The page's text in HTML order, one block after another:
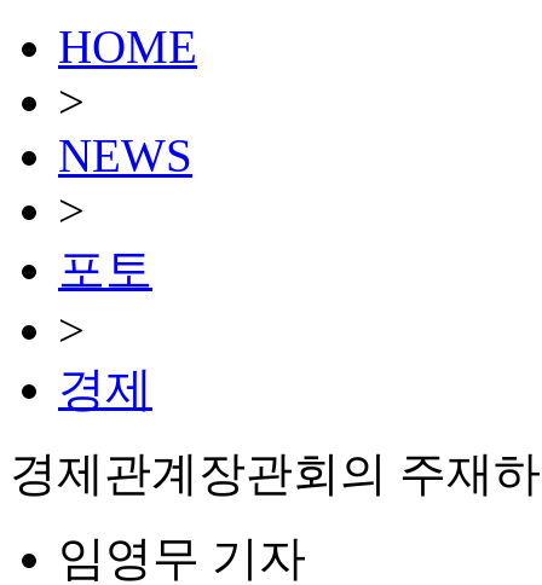
HOME
>
NEWS
>
포토
>
경제
경제관계장관회의 주재
임영무 기자